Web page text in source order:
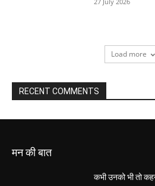
Load more
RECENT COMMENTS
मन की बात
कभी उनको भी तो